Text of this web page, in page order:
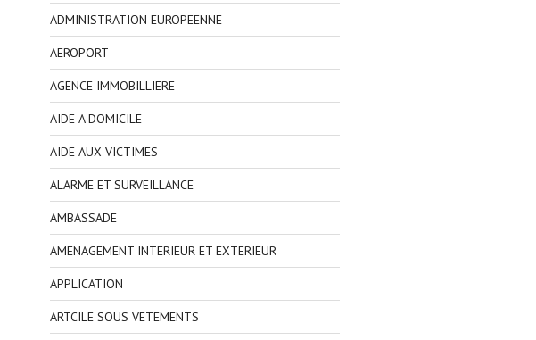
ADMINISTRATION EUROPEENNE
AEROPORT
AGENCE IMMOBILLIERE
AIDE A DOMICILE
AIDE AUX VICTIMES
ALARME ET SURVEILLANCE
AMBASSADE
AMENAGEMENT INTERIEUR ET EXTERIEUR
APPLICATION
ARTCILE SOUS VETEMENTS